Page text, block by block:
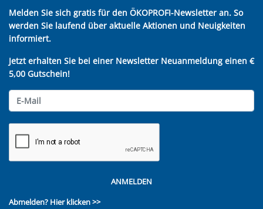
Melden Sie sich gratis für den ÖKOPROFI-Newsletter an. So
werden Sie laufend über aktuelle Aktionen und Neuigkeiten
informiert.
Jetzt erhalten Sie bei einer Newsletter Neuanmeldung einen €
5,00 Gutschein!
ANMELDEN
Abmelden? Hier klicken >>